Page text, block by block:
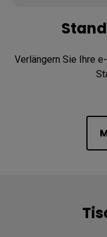
Verlängern Sie Ihre